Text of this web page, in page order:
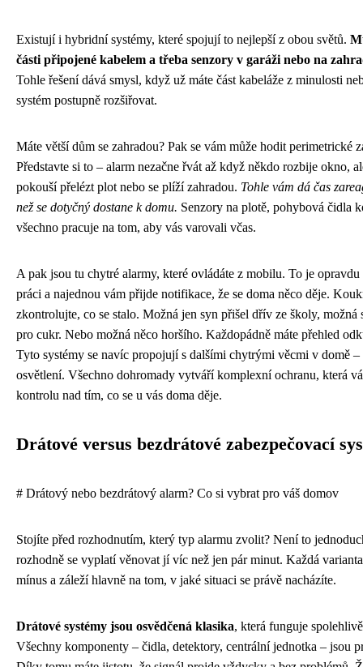
Existují i hybridní systémy, které spojují to nejlepší z obou světů.
části připojené kabelem a třeba senzory v garáži nebo na
Tohle řešení dává smysl, když už máte část kabeláže z minulosti
systém postupně rozšiřovat.
Máte větší dům se zahradou? Pak se vám může hodit perimetrické
Představte si to – alarm nezačne řvát až když někdo rozbije okno,
pokouší přelézt plot nebo se plíží zahradou. Tohle vám dá čas
než se dotyčný dostane k domu. Senzory na plotě, pohybová čidla
všechno pracuje na tom, aby vás varovali včas.
A pak jsou tu chytré alarmy, které ovládáte z mobilu. To je opravdu
práci a najednou vám přijde notifikace, že se doma něco děje.
zkontrolujte, co se stalo. Možná jen syn přišel dřív ze školy, možná
pro cukr. Nebo možná něco horšího. Každopádně máte přehled
Tyto systémy se navíc propojují s dalšími chytrými věcmi v domě –
osvětlení. Všechno dohromady vytváří komplexní ochranu, která
kontrolu nad tím, co se u vás doma děje.
Drátové versus bezdrátové zabezpečovací
# Drátový nebo bezdrátový alarm? Co si vybrat pro váš domov
Stojíte před rozhodnutím, který typ alarmu zvolit? Není to
rozhodně se vyplatí věnovat jí víc než jen pár minut. Každá
mínus a záleží hlavně na tom, v jaké situaci se právě nacházíte.
Drátové systémy jsou osvědčená klasika, která funguje
Všechny komponenty – čidla, detektory, centrální jednotka – jsou